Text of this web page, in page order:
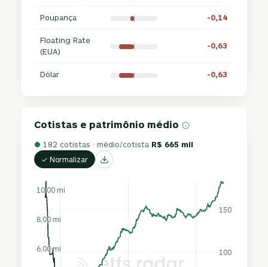
Poupança -0,14
Floating Rate
(EUA)
-0,63
Dólar -0,63
Cotistas e patrimônio médio
● 182 cotistas · médio/cotista R$ 665 mil
✓ Normalizar
100
150
6,00 mi
8,00 mi
10,00 mi